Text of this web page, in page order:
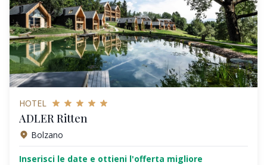
HOTEL
ADLER Ritten
Bolzano
Inserisci le date e ottieni l'offerta migliore